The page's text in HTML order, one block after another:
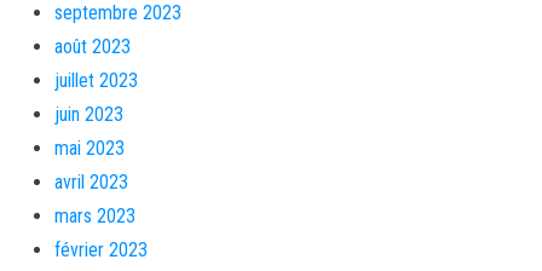
septembre 2023
août 2023
juillet 2023
juin 2023
mai 2023
avril 2023
mars 2023
février 2023